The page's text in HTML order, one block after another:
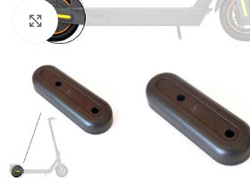
Click to enlarge